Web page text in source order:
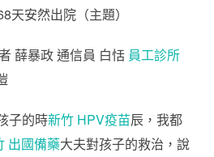
天安然出院（主題）
薛暴政通信員 白恬 員工診所
子的時新竹 HPV疫苗辰，我都
出國備藥大夫對孩子的救治，說